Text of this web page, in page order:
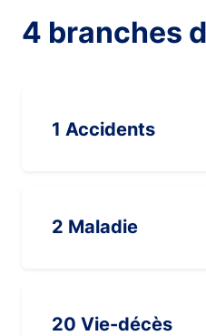
4 branches
1 Accidents
2 Maladie
20 Vie-décès